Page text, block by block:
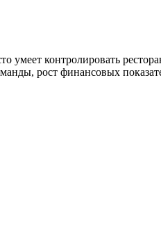
контролировать
рост финансовых